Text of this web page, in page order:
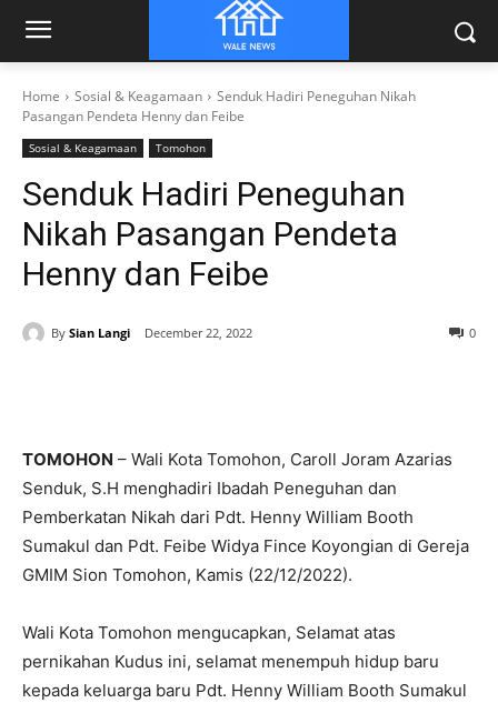
Home Sosial & Keagamaan
Senduk Hadiri Peneguhan Nikah
Pasangan Pendeta Henny dan Feibe
Sosial & Keagamaan Tomohon
Senduk Hadiri Peneguhan
Nikah Pasangan Pendeta
Henny dan Feibe
By Sian Langi December 22, 2022 0
TOMOHON – Wali Kota Tomohon, Caroll Joram Azarias
Senduk, S.H menghadiri Ibadah Peneguhan dan
Pemberkatan Nikah dari Pdt. Henny William Booth
Sumakul dan Pdt. Feibe Widya Fince Koyongian di Gereja
GMIM Sion Tomohon, Kamis (22/12/2022).
Wali Kota Tomohon mengucapkan, Selamat atas
pernikahan Kudus ini, selamat menempuh hidup baru
kepada keluarga baru Pdt. Henny William Booth Sumakul